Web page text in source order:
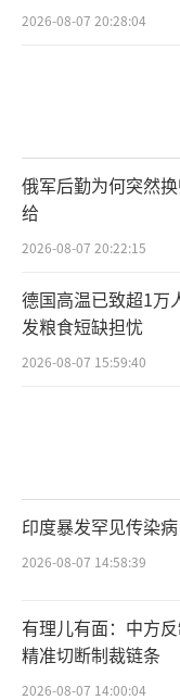
2026-08-07 20:28:04
俄军后勤为何突然
给
2026-08-07 20:22:15
德国高温已致超1万
发粮食短缺担忧
2026-08-07 15:59:40
印度暴发罕见传染
2026-08-07 14:58:39
有理儿有面：中方
精准切断制裁链条
2026-08-07 14:00:04